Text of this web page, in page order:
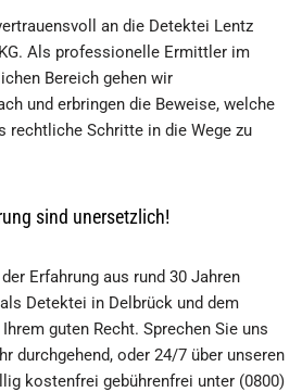
an die Detektei Lentz
Als professionelle Ermittler im
Bereich gehen wir
und erbringen die Beweise, welche
rechtliche Schritte in die Wege zu
sind unersetzlich!
Erfahrung aus rund 30 Jahren
Detektei in Delbrück und dem
guten Recht. Sprechen Sie uns
durchgehend, oder 24/7 über unseren
kostenfrei gebührenfrei unter (0800)